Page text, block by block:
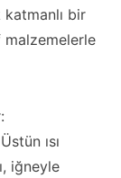
katmanlı bir
malzemelerle
ısı
iğneyle